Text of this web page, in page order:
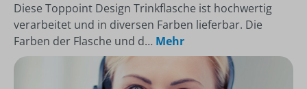
Diese Toppoint Design Trinkflasche ist hochwertig
verarbeitet und in diversen Farben lieferbar. Die
Farben der Flasche und d… Mehr